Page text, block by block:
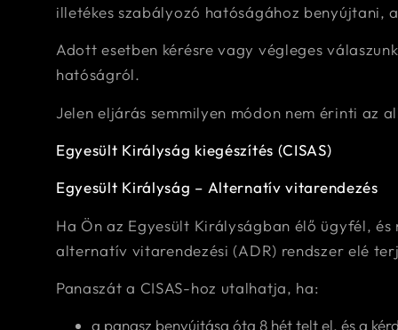
illetékes szabályozó hatóságához
Adott esetben kérésre vagy végleges
hatóságról.
Jelen eljárás semmilyen módon nem érinti az
Egyesült Királyság kiegészítés (CISAS)
Egyesült Királyság – Alternatív vitarendezés
Ha Ön az Egyesült Királyságban élő ügyfél,
alternatív vitarendezési (ADR) rendszer elé
Panaszát a CISAS-hoz utalhatja, ha:
a panasz benyújtása óta 8 hét telt el, és a